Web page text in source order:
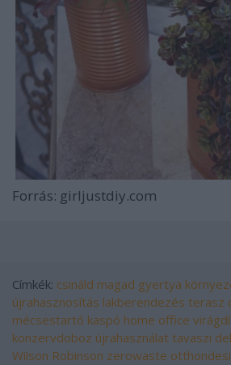
Forrás: girljustdiy.com
Címkék: csináld magad gyertya
újrahasznosítás lakberendezés terasz
mécsestartó kaspó home office
konzervdoboz újrahasználat tavaszi
Wilson Robinson zerowaste